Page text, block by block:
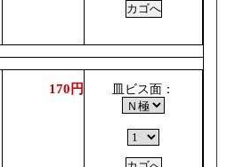
170円 皿ビス面：